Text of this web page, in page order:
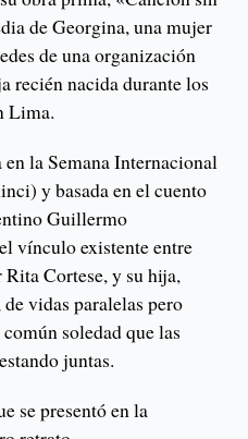
de Georgina, una mujer
de una organización
recién nacida durante los
Lima.
en la Semana Internacional
y basada en el cuento
Guillermo
vínculo existente entre
Cortese, y su hija,
vidas paralelas pero
soledad que las
juntas.
se presentó en la